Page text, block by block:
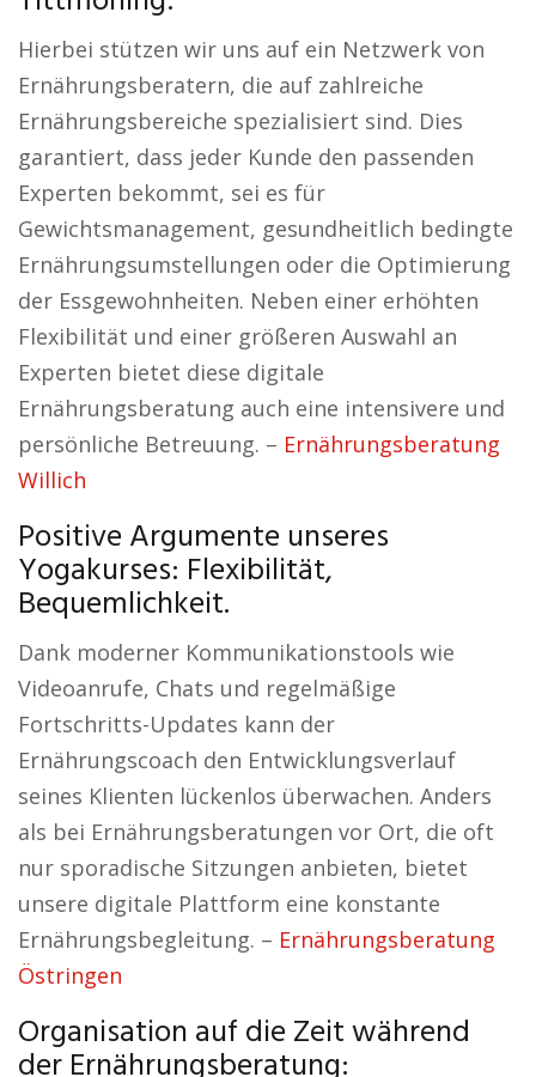
Hierbei stützen wir uns auf ein Netzwerk von
Ernährungsberatern, die auf zahlreiche
Ernährungsbereiche spezialisiert sind. Dies
garantiert, dass jeder Kunde den passenden
Experten bekommt, sei es für
Gewichtsmanagement, gesundheitlich bedingte
Ernährungsumstellungen oder die Optimierung
der Essgewohnheiten. Neben einer erhöhten
Flexibilität und einer größeren Auswahl an
Experten bietet diese digitale
Ernährungsberatung auch eine intensivere und
persönliche Betreuung. – Ernährungsberatung
Willich
Positive Argumente unseres
Yogakurses: Flexibilität,
Bequemlichkeit.
Dank moderner Kommunikationstools wie
Videoanrufe, Chats und regelmäßige
Fortschritts-Updates kann der
Ernährungscoach den Entwicklungsverlauf
seines Klienten lückenlos überwachen. Anders
als bei Ernährungsberatungen vor Ort, die oft
nur sporadische Sitzungen anbieten, bietet
unsere digitale Plattform eine konstante
Ernährungsbegleitung. – Ernährungsberatung
Östringen
Organisation auf die Zeit während
der Ernährungsberatung: